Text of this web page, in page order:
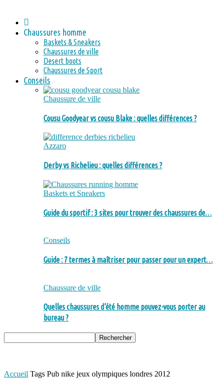
Chaussures homme
Baskets & Sneakers
Chaussures de ville
Desert boots
Chaussures de Sport
Conseils
Chaussure de ville
Cousu Goodyear vs cousu Blake : quelles différences ?
Azzaro
Derby vs Richelieu : quelles différences ?
Baskets et Sneakers
Guide du sportif : 3 sites pour trouver des chaussures de…
Conseils
Guide : 7 termes à maîtriser pour passer pour un expert…
Chaussure de ville
Quelles chaussures d’été homme pouvez-vous porter au
bureau ?
Accueil Tags Pub nike jeux olympiques londres 2012